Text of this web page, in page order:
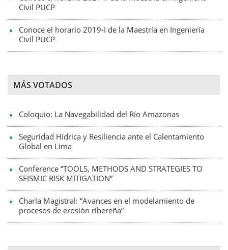
Civil PUCP
Conoce el horario 2019-I de la Maestría en Ingeniería
Civil PUCP
MÁS VOTADOS
Coloquio: La Navegabilidad del Río Amazonas
Seguridad Hídrica y Resiliencia ante el Calentamiento
Global en Lima
Conference “TOOLS, METHODS AND STRATEGIES TO
SEISMIC RISK MITIGATION”
Charla Magistral: “Avances en el modelamiento de
procesos de erosión ribereña”